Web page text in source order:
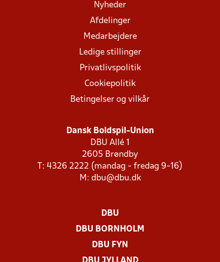
Nyheder
Afdelinger
Medarbejdere
Ledige stillinger
Privatlivspolitik
Cookiepolitik
Betingelser og vilkår
Dansk Boldspil-Union
DBU Allé 1
2605 Brøndby
T: 4326 2222 (mandag - fredag 9-16)
M: dbu@dbu.dk
DBU
DBU BORNHOLM
DBU FYN